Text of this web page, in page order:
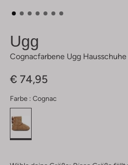
Ugg
Cognacfarbene Ugg
€ 74,95
Farbe : Cognac